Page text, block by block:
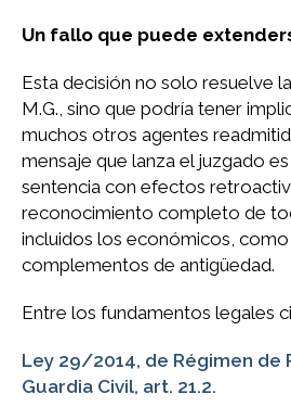
Un fallo que puede
Esta decisión no solo resuelve
M.G., sino que podría tener
muchos otros agentes
mensaje que lanza el juzgado
sentencia con efectos
reconocimiento completo de
incluidos los económicos,
complementos de antigüedad.
Entre los fundamentos legales
Ley 29/2014, de Régimen de
Guardia Civil, art. 21.2.